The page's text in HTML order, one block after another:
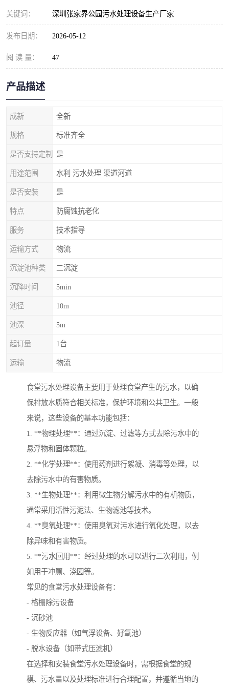
关键词： 深圳张家界公园污水处理设备生产厂家
发布日期： 2026-05-12
阅 读 量： 47
产品描述
成新 全新
规格 标准齐全
是否支持定制 是
用途范围 水利 污水处理 渠道河道
是否安装 是
特点 防腐蚀抗老化
服务 技术指导
运输方式 物流
沉淀池种类 二沉淀
沉降时间 5min
池径 10m
池深 5m
起订量 1台
运输 物流
食堂污水处理设备主要用于处理食堂产生的污水，以确
保排放水质符合相关标准，保护环境和公共卫生。一般
来说，这些设备的基本功能包括：
1. **物理处理**：通过沉淀、过滤等方式去除污水中的
悬浮物和固体颗粒。
2. **化学处理**：使用药剂进行絮凝、消毒等处理，以
去除污水中的有害物质。
3. **生物处理**：利用微生物分解污水中的有机物质，
通常采用活性污泥法、生物滤池等技术。
4. **臭氧处理**：使用臭氧对污水进行氧化处理，以去
除异味和有害物质。
5. **污水回用**：经过处理的水可以进行二次利用，例
如用于冲厕、浇园等。
常见的食堂污水处理设备有：
- 格栅除污设备
- 沉砂池
- 生物反应器（如气浮设备、好氧池）
- 脱水设备（如带式压滤机）
在选择和安装食堂污水处理设备时，需根据食堂的规
模、污水量以及处理标准进行合理配置，并遵循当地的